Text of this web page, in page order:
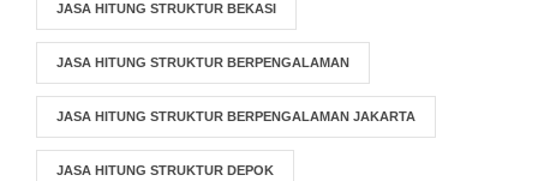
JASA HITUNG STRUKTUR BEKASI
JASA HITUNG STRUKTUR BERPENGALAMAN
JASA HITUNG STRUKTUR BERPENGALAMAN JAKARTA
JASA HITUNG STRUKTUR DEPOK